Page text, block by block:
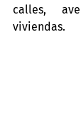
calles,
viviendas.